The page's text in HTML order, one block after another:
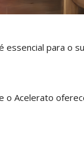
para o
o Acelerato